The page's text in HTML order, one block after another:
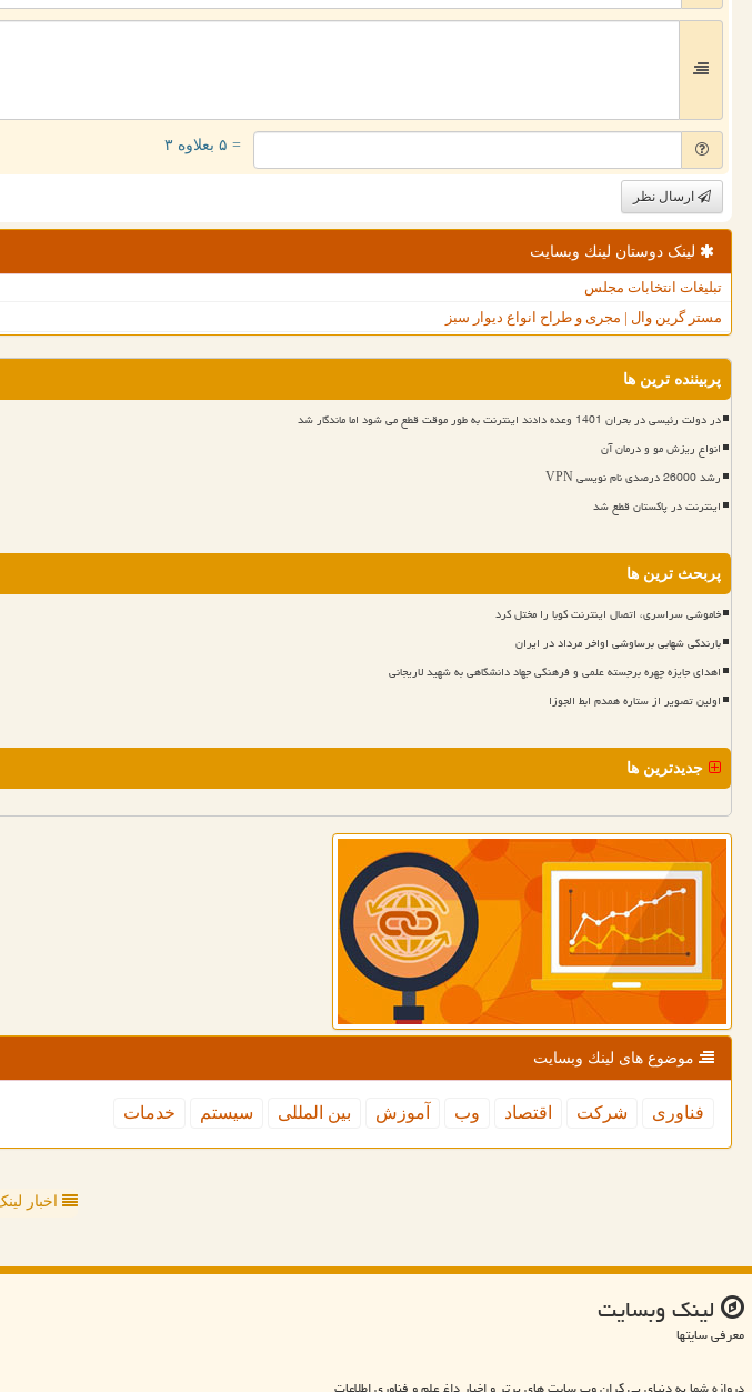
= ۵ بعلاوه ۳
ارسال نظر
لینک دوستان لینك وبسایت
تبلیغات انتخابات مجلس
مستر گرین وال | مجری و طراح انواع دیوار سبز
پربیننده ترین ها
در دولت رئیسی در بحران 1401 وعده دادند اینترنت به طور موقت قطع می شود اما ماندگار شد
انواع ریزش مو و درمان آن
رشد 26000 درصدی نام نویسی VPN
اینترنت در پاکستان قطع شد
پربحث ترین ها
خاموشی سراسری، اتصال اینترنت کوبا را مختل کرد
بارندگی شهابی برساوشی اواخر مرداد در ایران
اهدای جایزه چهره برجسته علمی و فرهنگی جهاد دانشگاهی به شهید لاریجانی
اولین تصویر از ستاره همدم ابط الجوزا
جدیدترین ها
موضوع های لینك وبسایت
فناوری شركت اقتصاد وب آموزش بین المللی سیستم خدمات
اخبار
لینك وبسایت
معرفی سایتها